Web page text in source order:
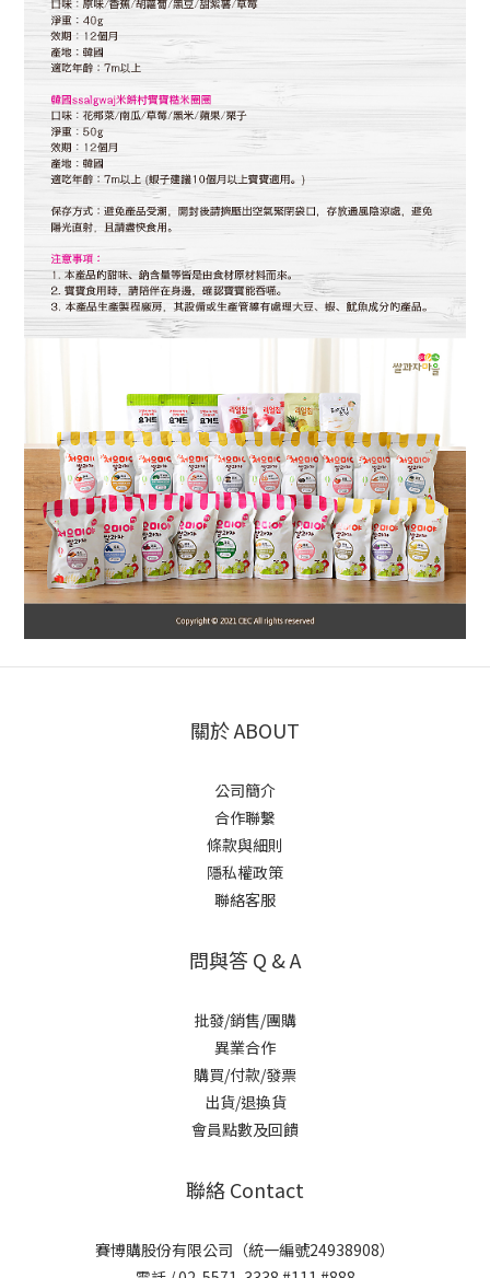
關於 ABOUT
公司簡介
合作聯繫
條款與細則
隱私權政策
聯絡客服
問與答 Q & A
批發/銷售/團購
異業合作
購買/付款/發票
出貨/退換貨
會員點數及回饋
聯絡 Contact
賽博購股份有限公司（統一編號24938908）